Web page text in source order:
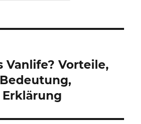
Vanlife? Vorteile,